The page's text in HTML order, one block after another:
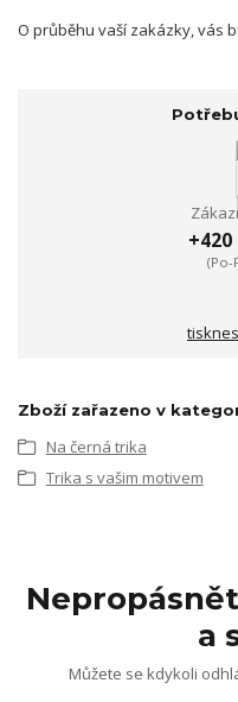
O průběhu vaší zakázky, vás
+420
(Po-
Zboží zařazeno v
Na černá trika
Trika s vašim motivem
a
Můžete se kdykoli